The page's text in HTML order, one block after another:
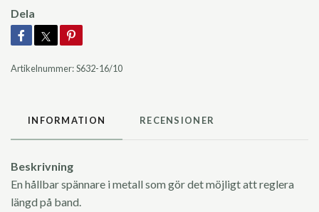
Dela
Artikelnummer:S632-16/10
INFORMATION RECENSIONER
Beskrivning
En hållbar spännare i metall som gör det möjligt att reglera
längd på band.